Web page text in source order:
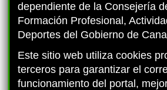
PROYECTO
dependiente de la Consejería
Formación Profesional,
Deportes del Gobierno de
Este sitio web utiliza cookies
terceros para garantizar el
funcionamiento del portal,